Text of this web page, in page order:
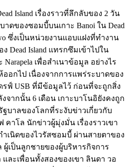
Island เรื่องราวที่ลึกลับของ 2 วัน
ดของซอมบี้บนเกาะ Banoi ใน Dead
ซึ่งเป็นหน่วยงานแอบแฝงที่ทำงาน
Dead Island แทรกซึมเข้าไปใน
Narapela เพื่อสำเนาข้อมูล อย่างไร
อกไป เนื่องจากการแพร่ระบาดของ
ฟ์ USB ที่มีข้อมูลไว้ ก่อนที่จะถูกสิ่ง
ากนั้น 6 เดือน เกาะบาโนอิยังคงถูก
บาลของโลกที่ระงับข่าวเกี่ยวกับ
าโล นักข่าวผู้มุ่งมั่น เรื่องราวเขา
ำเนิดของไวรัสซอมบี้ ผ่านสายตาของ
เป็นลูกชายของผู้บริหารกิจการ
และเพื่อนทั้งสองของเขา ลินดา วอ